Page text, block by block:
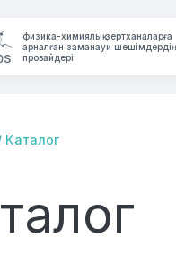
физика-химиялық зертханаларға
арналған заманауи шешімдердің
провайдері
Каталог